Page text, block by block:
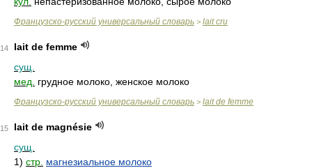
Французско-русский универсальный словарь > lait cru
14
lait de femme
сущ.
мед.
грудное молоко, женское молоко
Французско-русский универсальный словарь > lait de femme
15
lait de magnésie
сущ.
1) стр. магнезиальное молоко